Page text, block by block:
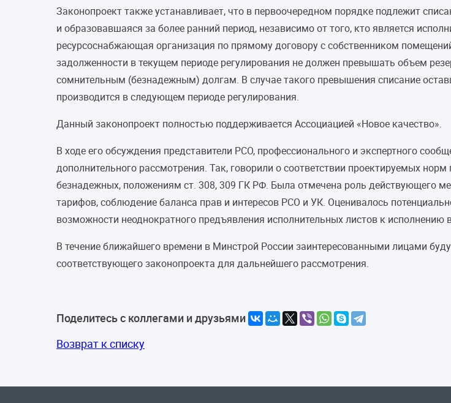
Законопроект также устанавливает, что в первоочередном порядке подлежит
и образовавшаяся за более ранний период, независимо от того, кто является
ресурсоснабжающая организация по прямому договору с собственником
задолженности в текущем периоде регулирования не должен превышать объем
сомнительным (безнадежным) долгам. В случае такого превышения списание
производится в следующем периоде регулирования.
Данный законопроект полностью поддерживается Ассоциацией «Новое качество».
В ходе его обсуждения представители РСО, профессионального и экспертного
дополнительного рассмотрения. Так, говорили о соответствии проектируемых
безнадежных, положениям ст. 308, 309 ГК РФ. Была отмечена роль действующего
тарифов, соблюдение баланса прав и интересов РСО и УК. Оценивалось
возможности неоднократного предъявления исполнительных листов к исполнению
В течение ближайшего времени в Минстрой России заинтересованными лицами
соответствующего законопроекта для дальнейшего рассмотрения.
Поделитесь с коллегами и друзьями
Возврат к списку